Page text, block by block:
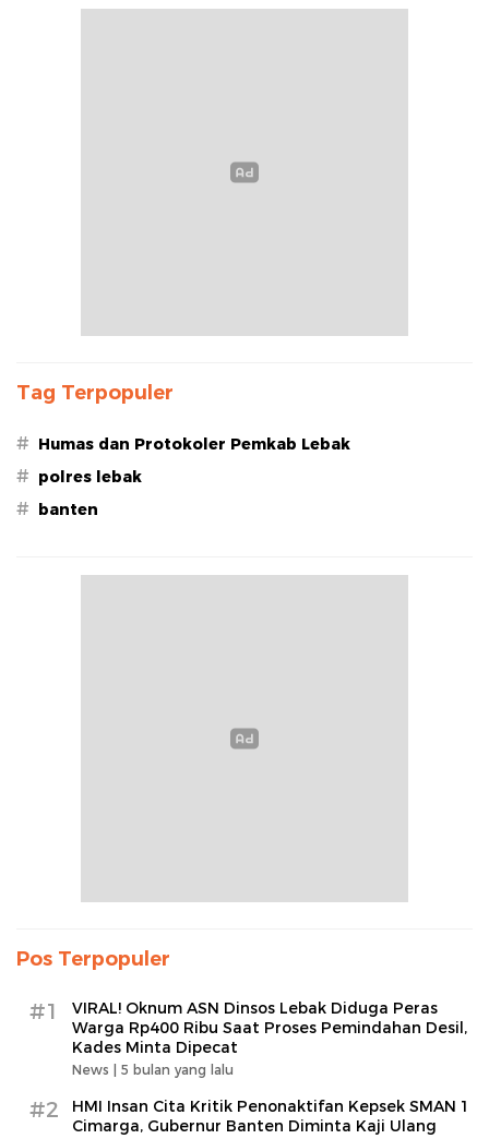
Tag Terpopuler
# Humas dan Protokoler Pemkab Lebak
# polres lebak
# banten
Pos Terpopuler
#1
VIRAL! Oknum ASN Dinsos Lebak Diduga Peras
Warga Rp400 Ribu Saat Proses Pemindahan Desil,
Kades Minta Dipecat
News | 5 bulan yang lalu
#2
HMI Insan Cita Kritik Penonaktifan Kepsek SMAN 1
Cimarga, Gubernur Banten Diminta Kaji Ulang